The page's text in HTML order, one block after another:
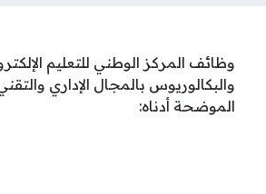
وظائف المركز الوطني للتعليم
والبكالوريوس بالمجال الإداري
الموضحة أدناه: